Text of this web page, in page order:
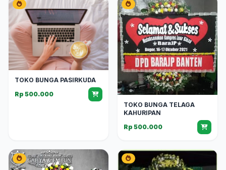
TOKO BUNGA PASIRKUDA
Rp 500.000
TOKO BUNGA TELAGA
KAHURIPAN
Rp 500.000